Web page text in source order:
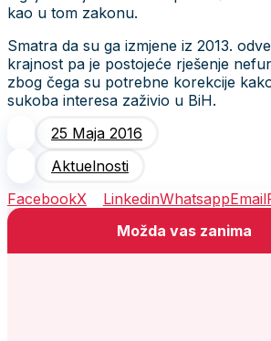
kao u tom zakonu.
Smatra da su ga izmjene iz 2013.
krajnost pa je postojeće rješenje
zbog čega su potrebne korekcije
sukoba interesa zaživio u BiH.
25 Maja 2016
Aktuelnosti
FacebookX LinkedinWhatsappEmail
Možda vas zanima